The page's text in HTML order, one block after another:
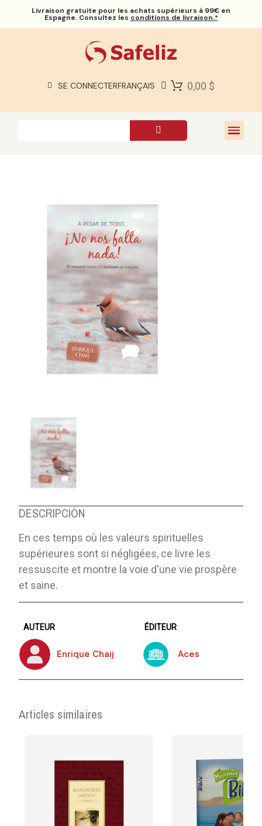
Livraison gratuite pour les achats supérieurs à 99€ en
Espagne. Consultez les conditions de livraison.*
SE CONNECTERFRANÇAIS 0,00 $
À PROPOS DE NOUS
DESCRIPCIÓN
En ces temps où les valeurs spirituelles
supérieures sont si négligées, ce livre les
ressuscite et montre la voie d'une vie prospère
et saine.
AUTEUR
Enrique Chaij
ÉDITEUR
Aces
Articles similaires